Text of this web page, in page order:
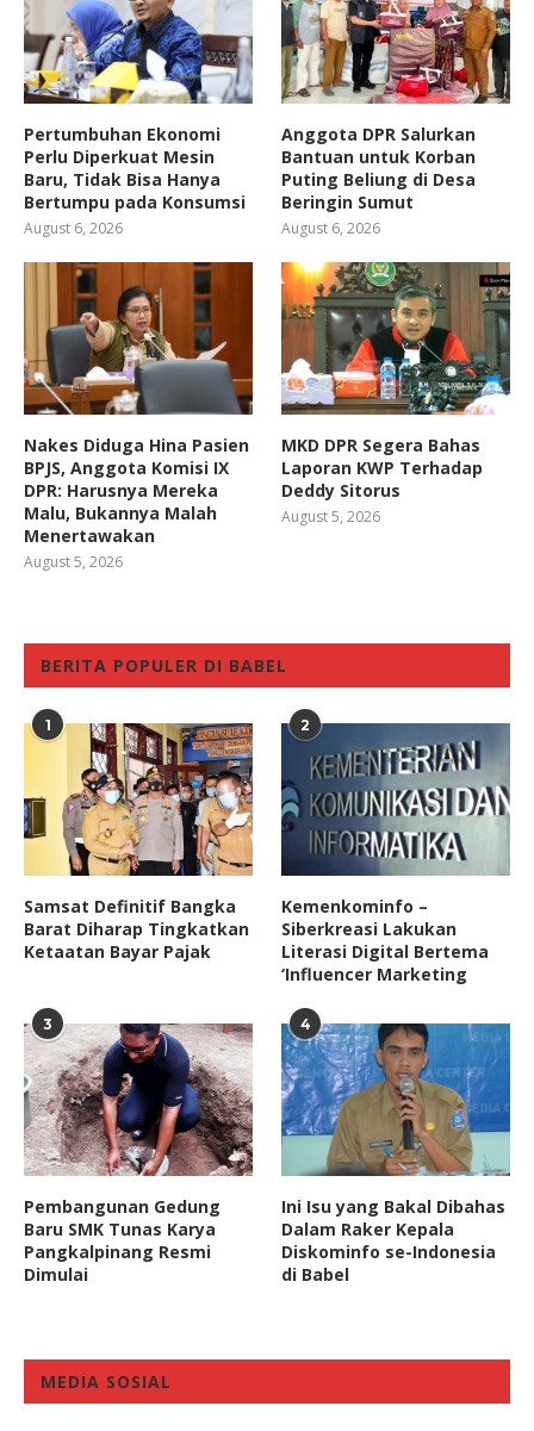
Pertumbuhan Ekonomi
Perlu Diperkuat Mesin
Baru, Tidak Bisa Hanya
Bertumpu pada Konsumsi
August 6, 2026
Anggota DPR Salurkan
Bantuan untuk Korban
Puting Beliung di Desa
Beringin Sumut
August 6, 2026
Nakes Diduga Hina Pasien
BPJS, Anggota Komisi IX
DPR: Harusnya Mereka
Malu, Bukannya Malah
Menertawakan
August 5, 2026
MKD DPR Segera Bahas
Laporan KWP Terhadap
Deddy Sitorus
August 5, 2026
BERITA POPULER DI BABEL
1
Samsat Definitif Bangka
Barat Diharap Tingkatkan
Ketaatan Bayar Pajak
2
Kemenkominfo –
Siberkreasi Lakukan
Literasi Digital Bertema
‘Influencer Marketing
3
Pembangunan Gedung
Baru SMK Tunas Karya
Pangkalpinang Resmi
Dimulai
4
Ini Isu yang Bakal Dibahas
Dalam Raker Kepala
Diskominfo se-Indonesia
di Babel
MEDIA SOSIAL